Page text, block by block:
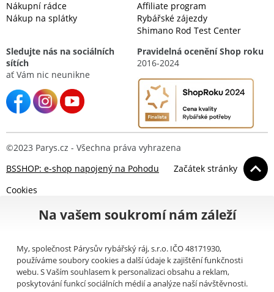
Nákupní rádce
Nákup na splátky
Affiliate program
Rybářské zájezdy
Shimano Rod Test Center
Sledujte nás na sociálních
sítích
ať Vám nic neunikne
Pravidelná ocenění Shop roku
2016-2024
©2023 Parys.cz - Všechna práva vyhrazena
BSSHOP: e-shop napojený na Pohodu
Začátek stránky
Cookies
Na vašem soukromí nám záleží
My, společnost Párysův rybářský ráj, s.r.o. IČO 48171930,
používáme soubory cookies a další údaje k zajištění funkčnosti
webu. S Vaším souhlasem k personalizaci obsahu a reklam,
poskytování funkcí sociálních médií a analýze naší návštěvnosti.